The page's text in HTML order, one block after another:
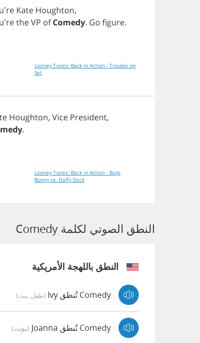
Kate Houghton,
theVP of Comedy. Go figure.
Looney Tunes: Back in Action - Trouble on
Set
Houghton, Vice President,
.
Looney Tunes: Back in Action - Bugs
Bunny vs. Daffy Duck
النطق الصوتي لكلمة Comedy
النطق باللهجة الأمريكية
Comedy تُنطق Ivy (طفل, بنت)
Comedy تُنطق Joanna (مؤنث)